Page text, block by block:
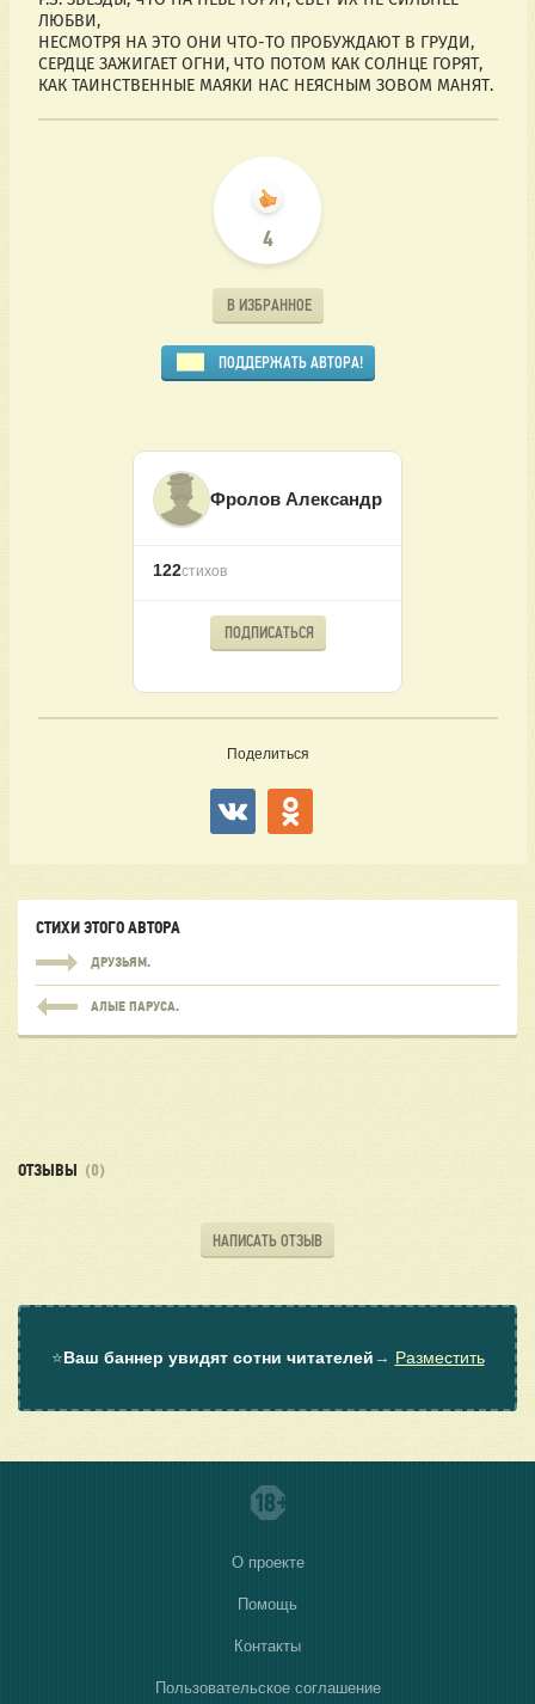
ЛЮБВИ,
НЕСМОТРЯ НА ЭТО ОНИ ЧТО-ТО ПРОБУЖДАЮТ В ГРУДИ,
СЕРДЦЕ ЗАЖИГАЕТ ОГНИ, ЧТО ПОТОМ КАК СОЛНЦЕ ГОРЯТ,
КАК ТАИНСТВЕННЫЕ МАЯКИ НАС НЕЯСНЫМ ЗОВОМ МАНЯТ.
4
В ИЗБРАННОЕ
ПОДДЕРЖАТЬ АВТОРА!
Фролов Александр
122стихов
ПОДПИСАТЬСЯ
Поделиться
СТИХИ ЭТОГО АВТОРА
ДРУЗЬЯМ.
АЛЫЕ ПАРУСА.
ОТЗЫВЫ (0)
НАПИСАТЬ ОТЗЫВ
⭐Ваш баннер увидят сотни читателей → Разместить
О проекте
Помощь
Контакты
Пользовательское соглашение